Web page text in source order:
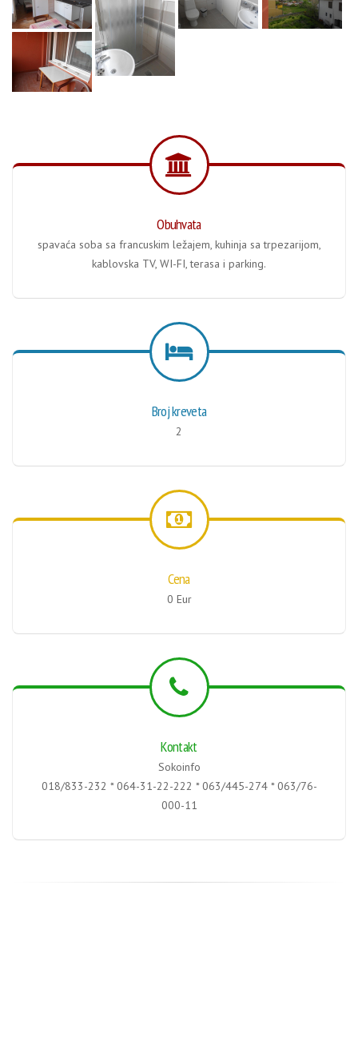
Obuhvata
spavaća soba sa francuskim ležajem, kuhinja sa trpezarijom,
kablovska TV, WI-FI, terasa i parking.
Broj kreveta
2
Cena
0 Eur
Kontakt
Sokoinfo
018/833-232 * 064-31-22-222 * 063/445-274 * 063/76-
000-11